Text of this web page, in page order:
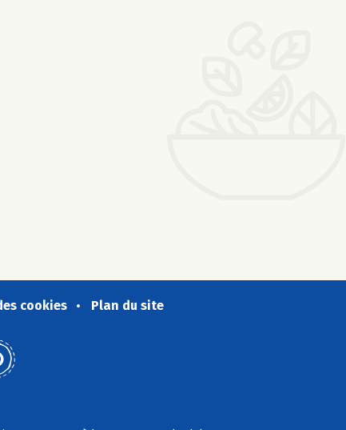
cookies Plan du site